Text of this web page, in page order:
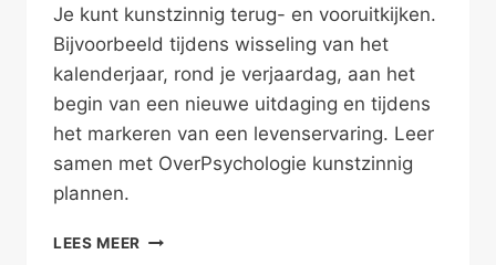
Je kunt kunstzinnig terug- en vooruitkijken.
Bijvoorbeeld tijdens wisseling van het
kalenderjaar, rond je verjaardag, aan het
begin van een nieuwe uitdaging en tijdens
het markeren van een levenservaring. Leer
samen met OverPsychologie kunstzinnig
plannen.
LEES MEER KUNSTZINNIG